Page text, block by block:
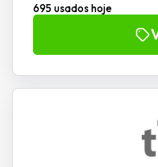
695 usados hoje